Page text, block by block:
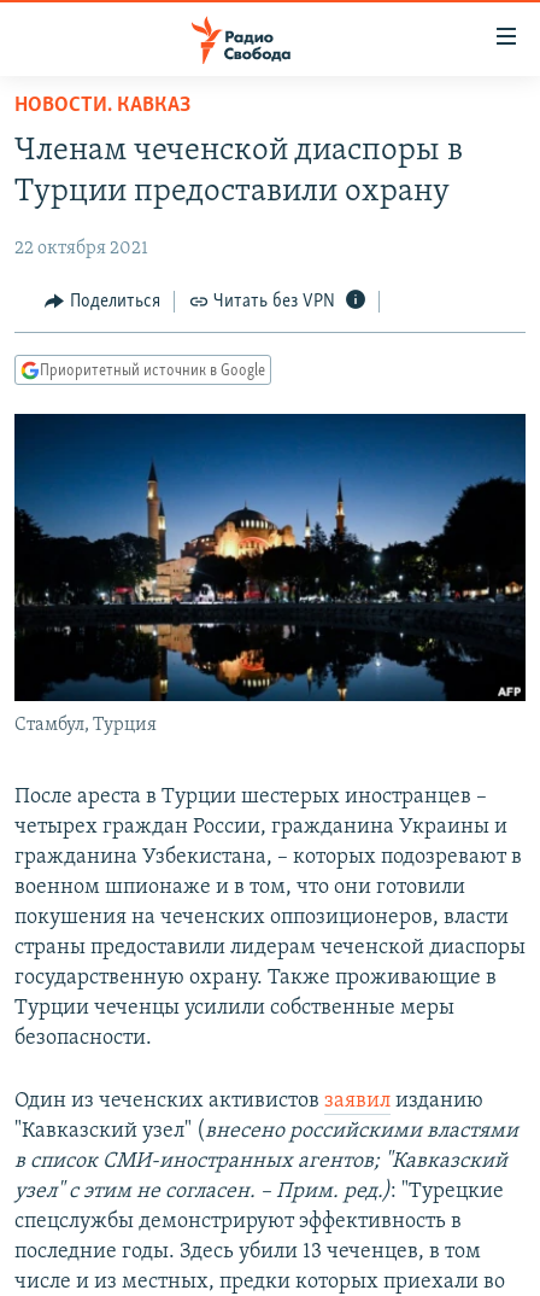
упрощенного
доступа
Вернуться
основному
Вернутся
главной
навигации
Вернутся
АВТОРСКИЕ ПРОЕКТЫ
ЦИТАТЫ СВОБОДЫ
МНЕНИЯ
IDEL.РЕАЛИИ
СЕВЕР.РЕАЛИИ
СИБИРЬ.РЕАЛИИ
РАСПИСАНИЕ ВЕЩАНИЯ
ПОДПИШИТЕСЬ НА РАССЫЛКУ
СОЦИАЛЬНЫЕ СЕТИ
Все сайты РСЕ/РС
НОВОСТИ. КАВКАЗ
Членам чеченской диаспоры в
Турции предоставили охрану
22 октября 2021
Поделиться Читать без VPN
Приоритетный источник в Google
Стамбул, Турция
После ареста в Турции шестерых иностранцев –
четырех граждан России, гражданина Украины и
гражданина Узбекистана, – которых подозревают в
военном шпионаже и в том, что они готовили
покушения на чеченских оппозиционеров, власти
страны предоставили лидерам чеченской диаспоры
государственную охрану. Также проживающие в
Турции чеченцы усилили собственные меры
безопасности.
Один из чеченских активистов заявил изданию
"Кавказский узел" (внесено российскими властями
в список СМИ-иностранных агентов; "Кавказский
узел" с этим не согласен. – Прим. ред.): "Турецкие
спецслужбы демонстрируют эффективность в
последние годы. Здесь убили 13 чеченцев, в том
числе и из местных, предки которых приехали во